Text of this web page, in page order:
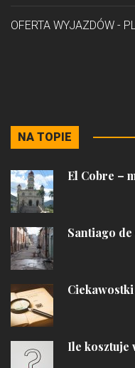
OFERTA WYJAZDÓW -
NA TOPIE
El Cobre –
Santiago
Ile kosztuje